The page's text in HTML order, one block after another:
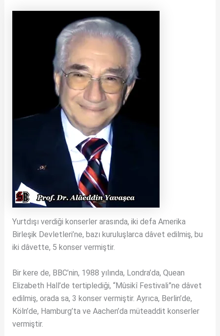
Yurtdışı verdiği konserler arasında, iki defa Amerika
Birleşik Devletleri’ne, bazı kuruluşlarca dâvet edilmiş, bu
iki dâvette, 5 konser vermiştir.
Bir kere de, BBC’nin, 1988 yılında, Londra’da, Quean
Elizabeth Hall’de tertiplediği, “Mûsikî Festivali”ne dâvet
edilmiş, orada sa, 3 konser vermiştir. Ayrıca, Berlin’de,
Köln’de, Hamburg’ta ve Aachen’da müteaddit konserler
vermiştir.